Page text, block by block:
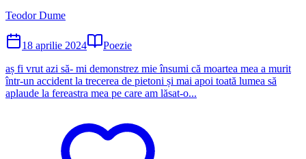
Teodor Dume
18 aprilie 2024
Poezie
aș fi vrut azi să- mi demonstrez mie însumi că moartea mea a murit
într-un accident la trecerea de pietoni și mai apoi toată lumea să
aplaude la fereastra mea pe care am lăsat-o...